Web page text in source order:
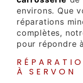
environs. Que
réparations
complètes,
pour répondre
À SERVON